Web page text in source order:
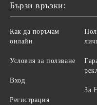
Бързи връзки:
Как да поръчам
онлайн
Условия за ползване
Вход
Регистрация
За